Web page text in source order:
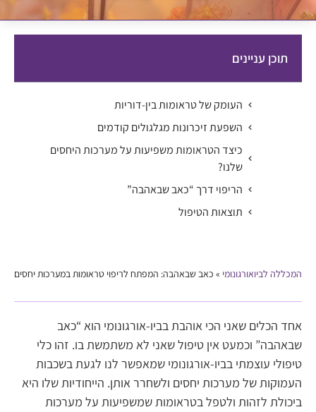
תוכן עניינים
העומק של טראומות בין-דוריות
השפעת זיכרונות מגלגולים קודמים
כיצד הטראומות משפיעות על מערכות היחסים
שלנו?
הריפוי דרך “כאב שבאהבה”
תוצאות הטיפול
המכללה לביואורגונומי » כאב שבאהבה: המפתח לריפוי טראומות במערכות יחסים
אחד הכלים שאני הכי אוהבת בביו-אורגונומי הוא “כאב
שבאהבה” וכמעט אין טיפול שאני לא משתמשת בו. זהו כלי
טיפולי עוצמתי בביו-אורגונומי שמאפשר לנו לגעת בשכבות
העמוקות של מערכות יחסים ולשחרר אותן. הייחודיות שלו היא
ביכולת לזהות ולטפל בטראומות שמשפיעות על מערכות